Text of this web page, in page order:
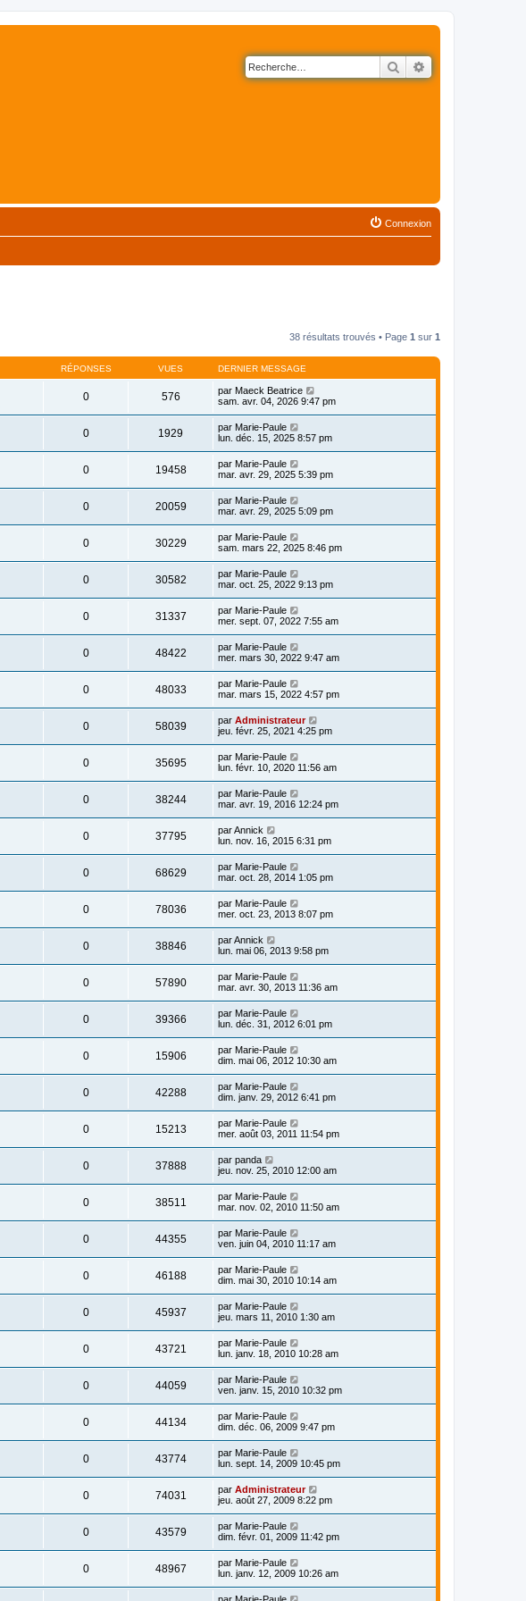
Rechercher
Connexion
38 résultats trouvés • Page 1 sur 1
RÉPONSES VUES DERNIER MESSAGE
0 576 par Maeck Beatrice
sam. avr. 04, 2026 9:47 pm
0 1929 par Marie-Paule
lun. déc. 15, 2025 8:57 pm
0 19458 par Marie-Paule
mar. avr. 29, 2025 5:39 pm
0 20059 par Marie-Paule
mar. avr. 29, 2025 5:09 pm
0 30229 par Marie-Paule
sam. mars 22, 2025 8:46 pm
0 30582 par Marie-Paule
mar. oct. 25, 2022 9:13 pm
0 31337 par Marie-Paule
mer. sept. 07, 2022 7:55 am
0 48422 par Marie-Paule
mer. mars 30, 2022 9:47 am
0 48033 par Marie-Paule
mar. mars 15, 2022 4:57 pm
0 58039 par Administrateur
jeu. févr. 25, 2021 4:25 pm
0 35695 par Marie-Paule
lun. févr. 10, 2020 11:56 am
0 38244 par Marie-Paule
mar. avr. 19, 2016 12:24 pm
0 37795 parAnnick
lun. nov. 16, 2015 6:31 pm
0 68629 par Marie-Paule
mar. oct. 28, 2014 1:05 pm
0 78036 par Marie-Paule
mer. oct. 23, 2013 8:07 pm
0 38846 parAnnick
lun. mai 06, 2013 9:58 pm
0 57890 par Marie-Paule
mar. avr. 30, 2013 11:36 am
0 39366 par Marie-Paule
lun. déc. 31, 2012 6:01 pm
0 15906 par Marie-Paule
dim. mai 06, 2012 10:30 am
0 42288 par Marie-Paule
dim. janv. 29, 2012 6:41 pm
0 15213 par Marie-Paule
mer. août 03, 2011 11:54 pm
0 37888 par panda
jeu. nov. 25, 2010 12:00 am
0 38511 par Marie-Paule
mar. nov. 02, 2010 11:50 am
0 44355 par Marie-Paule
ven. juin 04, 2010 11:17 am
0 46188 par Marie-Paule
dim. mai 30, 2010 10:14 am
0 45937 par Marie-Paule
jeu. mars 11, 2010 1:30 am
0 43721 par Marie-Paule
lun. janv. 18, 2010 10:28 am
0 44059 par Marie-Paule
ven. janv. 15, 2010 10:32 pm
0 44134 par Marie-Paule
dim. déc. 06, 2009 9:47 pm
0 43774 par Marie-Paule
lun. sept. 14, 2009 10:45 pm
0 74031 par Administrateur
jeu. août 27, 2009 8:22 pm
0 43579 par Marie-Paule
dim. févr. 01, 2009 11:42 pm
0 48967 par Marie-Paule
lun. janv. 12, 2009 10:26 am
par Marie-Paule